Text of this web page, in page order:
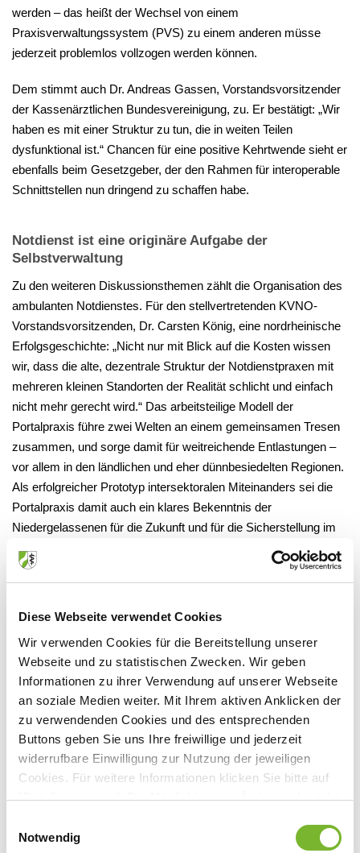
Diese Webseite verwendet Cookies
Wir verwenden Cookies für die Bereitstellung unserer
Webseite und zu statistischen Zwecken. Wir geben
Informationen zu ihrer Verwendung auf unserer Webseite
an soziale Medien weiter. Mit Ihrem aktiven Anklicken der
zu verwendenden Cookies und des entsprechenden
Buttons geben Sie uns Ihre freiwillige und jederzeit
widerrufbare Einwilligung zur Nutzung der jeweiligen
Cookies. Für weitere Informationen klicken Sie bitte auf
"Details anzeigen". Die Möglichkeit zur Änderung besteht
Datenschutzerklärung
Notwendig
werden – das heißt der Wechsel von einem
Praxisverwaltungssystem (PVS) zu einem anderen müsse
jederzeit problemlos vollzogen werden können.
Dem stimmt auch Dr. Andreas Gassen, Vorstandsvorsitzender
der Kassenärztlichen Bundesvereinigung, zu. Er bestätigt: „Wir
haben es mit einer Struktur zu tun, die in weiten Teilen
dysfunktional ist.“ Chancen für eine positive Kehrtwende sieht er
ebenfalls beim Gesetzgeber, der den Rahmen für interoperable
Schnittstellen nun dringend zu schaffen habe.
Notdienst ist eine originäre Aufgabe der
Selbstverwaltung
Zu den weiteren Diskussionsthemen zählt die Organisation des
ambulanten Notdienstes. Für den stellvertretenden KVNO-
Vorstandsvorsitzenden, Dr. Carsten König, eine nordrheinische
Erfolgsgeschichte: „Nicht nur mit Blick auf die Kosten wissen
wir, dass die alte, dezentrale Struktur der Notdienstpraxen mit
mehreren kleinen Standorten der Realität schlicht und einfach
nicht mehr gerecht wird.“ Das arbeitsteilige Modell der
Portalpraxis führe zwei Welten an einem gemeinsamen Tresen
zusammen, und sorge damit für weitreichende Entlastungen –
vor allem in den ländlichen und eher dünnbesiedelten Regionen.
Als erfolgreicher Prototyp intersektoralen Miteinanders sei die
Portalpraxis damit auch ein klares Bekenntnis der
Niedergelassenen für die Zukunft und für die Sicherstellung im
ambulanten Notdienst. Ein, wie im Koalitionsvertrag der
Bundesregierung formuliert, nochmaliger Ausbau zu Integrierten
Notfallzentren (INZ) sei möglich, in Anbetracht des heute durch
Ambulantisierung braucht fairen Wettbewerb
Weit größeren Deutungsspielraum gibt es für die KV-Vorstände
bei der sogenannten Ambulantisierung beziehungsweise dem
heute politisch verschlagworteten Credo „ambulant vor
stationär“ im Rahmen sektorenübergreifender Versorgung. Eine
Entwicklung, die KVNO-Chef Bergmann kritisch bewertet,
Ausschließen könne man eine Öffnung des stationären
Bereichs für ambulante Leistungen – dies insbesondere vor